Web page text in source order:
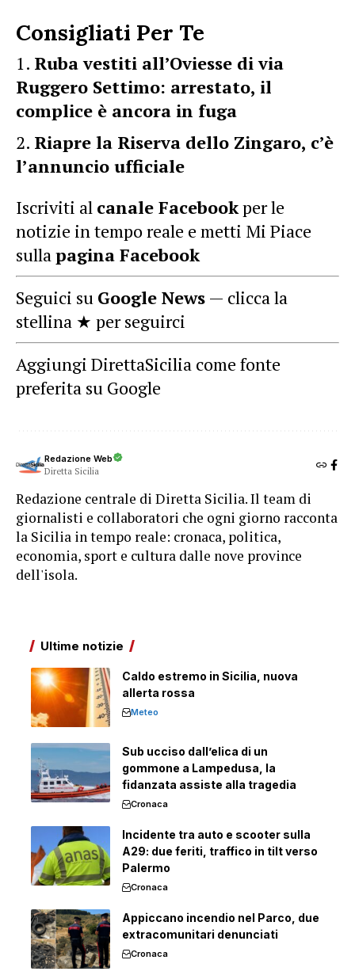
Consigliati Per Te
Ruba vestiti all’Oviesse di via
Ruggero Settimo: arrestato, il
complice è ancora in fuga
Riapre la Riserva dello Zingaro, c’è
l’annuncio ufficiale
Iscriviti al canale Facebookper le
notizie in tempo reale e metti Mi Piace
sullapagina Facebook
Seguici su Google News — clicca la
stellina ★ per seguirci
Aggiungi DirettaSicilia come fonte
preferita su Google
Redazione Web
Diretta Sicilia
Redazione centrale di Diretta Sicilia. Il team di
giornalisti e collaboratori che ogni giorno racconta
la Sicilia in tempo reale: cronaca, politica,
economia, sport e cultura dalle nove province
dell'isola.
Ultime notizie
Caldo estremo in Sicilia, nuova
allerta rossa
Meteo
Sub ucciso dall’elica di un
gommone a Lampedusa, la
fidanzata assiste alla tragedia
Cronaca
Incidente tra auto e scooter sulla
A29: due feriti, traffico in tilt verso
Palermo
Cronaca
Appiccano incendio nel Parco, due
extracomunitari denunciati
Cronaca